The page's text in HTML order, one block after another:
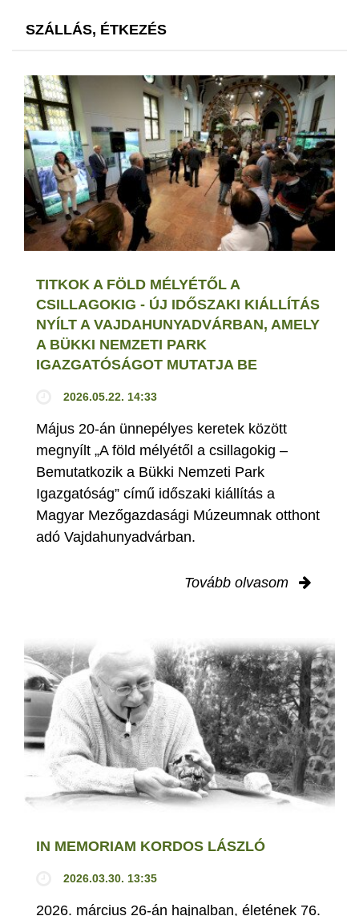
SZÁLLÁS, ÉTKEZÉS
TITKOK A FÖLD MÉLYÉTŐL A
CSILLAGOKIG - ÚJ IDŐSZAKI KIÁLLÍTÁS
NYÍLT A VAJDAHUNYADVÁRBAN, AMELY
A BÜKKI NEMZETI PARK
IGAZGATÓSÁGOT MUTATJA BE
2026.05.22. 14:33
Május 20-án ünnepélyes keretek között
megnyílt „A föld mélyétől a csillagokig –
Bemutatkozik a Bükki Nemzeti Park
Igazgatóság” című időszaki kiállítás a
Magyar Mezőgazdasági Múzeumnak otthont
adó Vajdahunyadvárban.
Tovább olvasom
IN MEMORIAM KORDOS LÁSZLÓ
2026.03.30. 13:35
2026. március 26-án hajnalban, életének 76.